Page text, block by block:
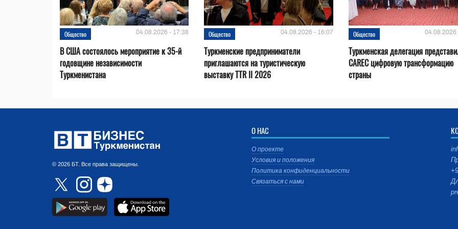
Общество 04.08.2026 - 17:38
В США состоялось мероприятие к 35-й
годовщине независимости
Туркменистана
Общество 04.08.2026 - 16:07
Туркменские предприниматели
приглашаются на туристическую
выставку TTR II 2026
Общество 04.08.2026
Туркменская делегация
CAREC цифровую трансформацию
страны
© 2026 БТ. Все права защищены.
О НАС
О проекте
Условия и положения
Политика конфиденциальности
Связаться с нами